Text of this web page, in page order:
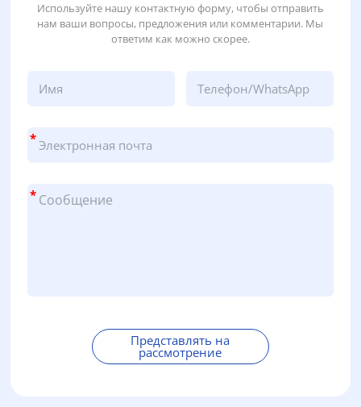
Используйте нашу контактную форму, чтобы отправить
нам ваши вопросы, предложения или комментарии. Мы
ответим как можно скорее.
*
*
Представлять на
рассмотрение